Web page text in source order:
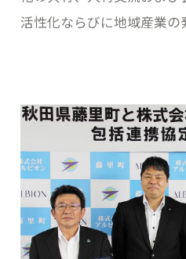
活性化ならびに地域産業の